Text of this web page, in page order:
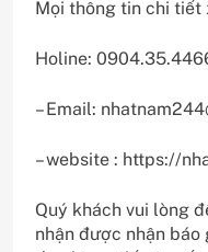
Mọi thông tin chi tiết
Holine:
– Email:
– website : https://
Quý khách vui lòng
nhận được nhận